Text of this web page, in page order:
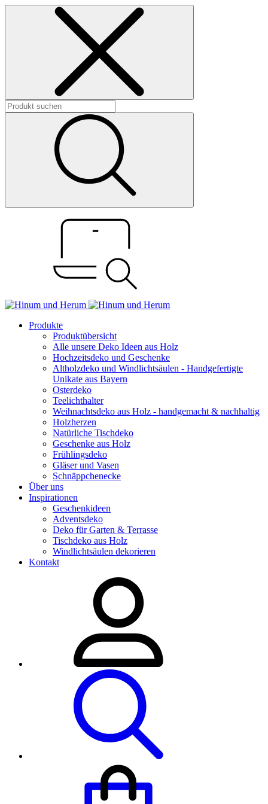
Produkte
Produktübersicht
Alle unsere Deko Ideen aus Holz
Hochzeitsdeko und Geschenke
Altholzdeko und Windlichtsäulen - Handgefertigte
Unikate aus Bayern
Osterdeko
Teelichthalter
Weihnachts­deko aus Holz - handgemacht & nachhaltig
Holzherzen
Natürliche Tischdeko
Geschenke aus Holz
Frühlingsdeko
Gläser und Vasen
Schnäppchenecke
Über uns
Inspirationen
Geschenkideen
Adventsdeko
Deko für Garten & Terrasse
Tischdeko aus Holz
Windlichtsäulen dekorieren
Kontakt